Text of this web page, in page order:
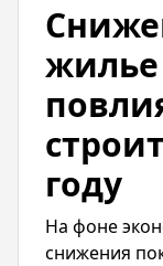
жилье
году
На фоне
снижения